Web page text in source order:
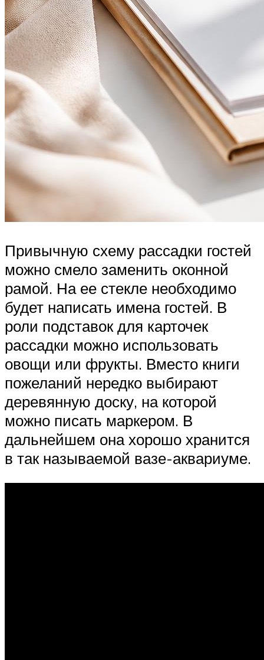
Привычную схему рассадки гостей
можно смело заменить оконной
рамой. На ее стекле необходимо
будет написать имена гостей. В
роли подставок для карточек
рассадки можно использовать
овощи или фрукты. Вместо книги
пожеланий нередко выбирают
деревянную доску, на которой
можно писать маркером. В
дальнейшем она хорошо хранится
в так называемой вазе-аквариуме.